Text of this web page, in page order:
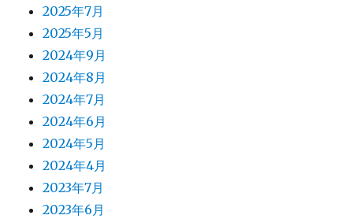
2025年7月
2025年5月
2024年9月
2024年8月
2024年7月
2024年6月
2024年5月
2024年4月
2023年7月
2023年6月